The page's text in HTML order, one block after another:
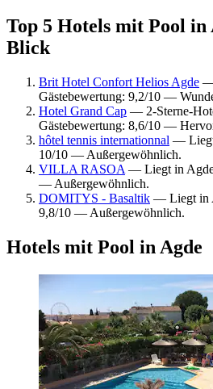
Top 5 Hotels mit Pool in
Blick
Brit Hotel Confort Helios Agde —
Gästebewertung: 9,2/10 —
Hotel Grand Cap — 2-Sterne-
Gästebewertung: 8,6/10 —
hôtel tennis internationnal — Liegt
10/10 — Außergewöhnlich.
VILLA RASOA — Liegt in
— Außergewöhnlich.
DOMITYS - Basaltik — Liegt in
9,8/10 — Außergewöhnlich.
Hotels mit Pool in Agde